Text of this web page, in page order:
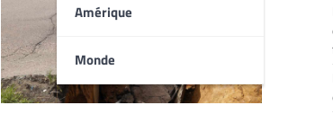
Amérique
Monde